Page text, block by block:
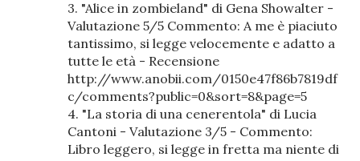
3. "Alice in zombieland" di Gena Showalter -
Valutazione 5/5 Commento: A me è piaciuto
tantissimo, si legge velocemente e adatto a
tutte le età - Recensione
http://www.anobii.com/0150e47f86b7819df
c/comments?public=0&sort=8&page=5
4. "La storia di una cenerentola" di Lucia
Cantoni - Valutazione 3/5 - Commento:
Libro leggero, si legge in fretta ma niente di